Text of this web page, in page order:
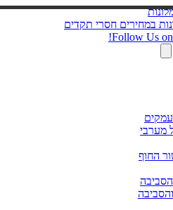
במחירים חסרי תקדים
Follow Us
מערבי
החוף